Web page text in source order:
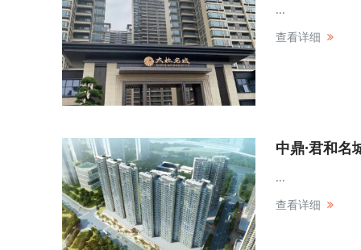
...
查看详细
中鼎·君和名
...
查看详细